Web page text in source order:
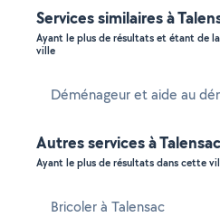
Services similaires à
Ayant le plus de résultats et étant de
ville
Déménageur et aide au
Autres services à Talensac
Ayant le plus de résultats dans cette
Bricoler à Talensac